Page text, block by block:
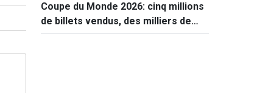
Coupe du Monde 2026: cinq millions
de billets vendus, des milliers de
supporters lésés